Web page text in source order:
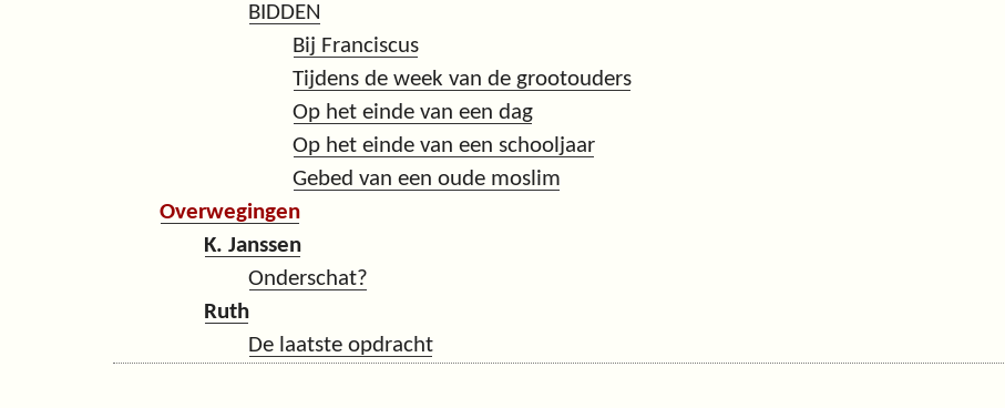
BIDDEN
Bij Franciscus
Tijdens de week van de grootouders
Op het einde van een dag
Op het einde van een schooljaar
Gebed van een oude moslim
Overwegingen
K. Janssen
Onderschat?
Ruth
De laatste opdracht